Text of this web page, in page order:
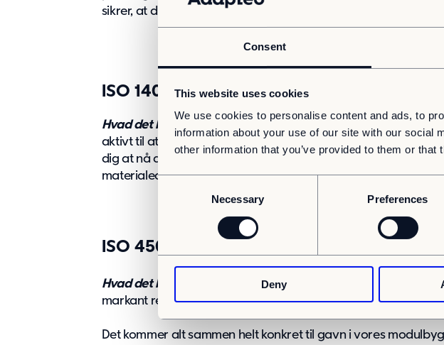
Consent
This website uses cookies
We use cookies to personalise content and ads, to
information about your use of our site with our social
other information that you’ve provided to them or
C
e
t
S
e
l
Necessary Preferences
Deny
sikrer, at dine projekter forløber gnidningsfrit og med succes –
ISO 14001 (Miljøledelse)
Hvad det betyder
Miljøhensyn er en integreret del af vores
aktivt til at gøre en positiv forskel for miljøet og samtidig gøre
dig at nå dine mål. Det gør vi med alt fra smartere ressource-
materialeanvendelse til reduktion af affald og CO₂.
ISO 45001 (Arbejdsmiljø og sikkerhed)
Hvad det betyder
Vi prioriterer sikre, trygge og sunde
markant reducerer risici på byggepladsen og skaber tryghed
Det kommer alt sammen helt konkret til gavn i vores